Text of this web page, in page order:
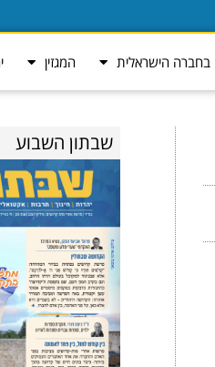
בחברה הישראלית המגזין
שבתון השבוע